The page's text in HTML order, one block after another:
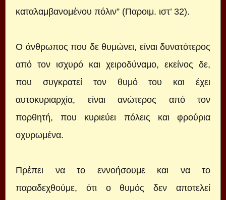
καταλαμβανομένου πόλιν” (Παροιμ. ιστ’ 32).
Ο άνθρωπος που δε θυμώνει, είναι δυνατότερος
από τον ισχυρό και χειροδύναμο, εκείνος δε,
που συγκρατεί τον θυμό του και έχει
αυτοκυριαρχία, είναι ανώτερος από τον
πορθητή, που κυριεύει πόλεις και φρούρια
οχυρωμένα.
Πρέπει να το εννοήσουμε και να το
παραδεχθούμε, ότι ο θυμός δεν αποτελεί